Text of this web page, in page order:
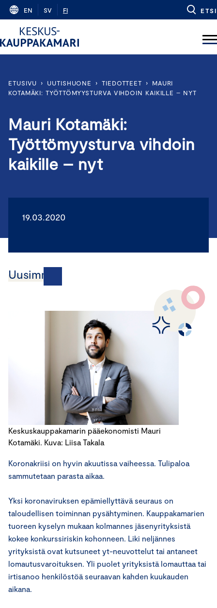
Skip
content
EN SV FI ETSI
ETUSIVU › UUTISHUONE › TIEDOTTEET ›
MAURI
KOTAMÄKI: TYÖTTÖMYYSTURVA VIHDOIN KAIKILLE – NYT
Mauri Kotamäki:
Työttömyysturva vihdoin
kaikille – nyt
19.03.2020
Uusimmat
Keskuskauppakamarin pääekonomisti Mauri
Kotamäki. Kuva: Liisa Takala
Koronakriisi on hyvin akuutissa vaiheessa. Tulipaloa
sammutetaan parasta aikaa.
Yksi koronaviruksen epämiellyttävä seuraus on
taloudellisen toiminnan pysähtyminen. Kauppakamarien
tuoreen kyselyn mukaan kolmannes jäsenyrityksistä
kokee konkurssiriskin kohonneen. Liki neljännes
yrityksistä ovat kutsuneet yt-neuvottelut tai antaneet
lomautusvaroituksen. Yli puolet yrityksistä lomauttaa tai
irtisanoo henkilöstöä seuraavan kahden kuukauden
aikana.